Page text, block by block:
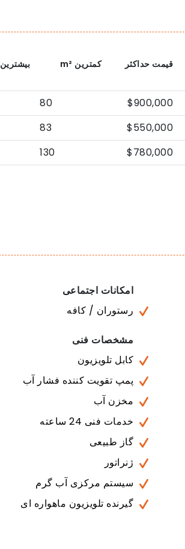
قیمت حداکثر کمترین بیشترین
$900,000
80
$550,000
83
$780,000
130
امکانات اجتماعی
رستوران / کافه
مشخصات فنی
کابل تلویزیون
پمپ تقویت کننده فشار آب
مخزن آب
خدمات فنی 24 ساعته
گاز طبیعی
ژنراتور
سیستم مرکزی آب گرم
گیرنده تلویزیون ماهواره ای